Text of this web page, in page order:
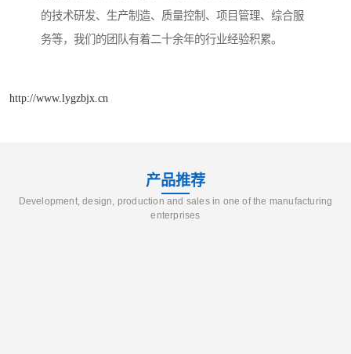
的技术研发、生产制造、质量控制、项目管理、综合服
务等，我们的团队有着二十余年的行业经验积累。
http://www.lygzbjx.cn
产品推荐
Development, design, production and sales in one of the manufacturing
enterprises